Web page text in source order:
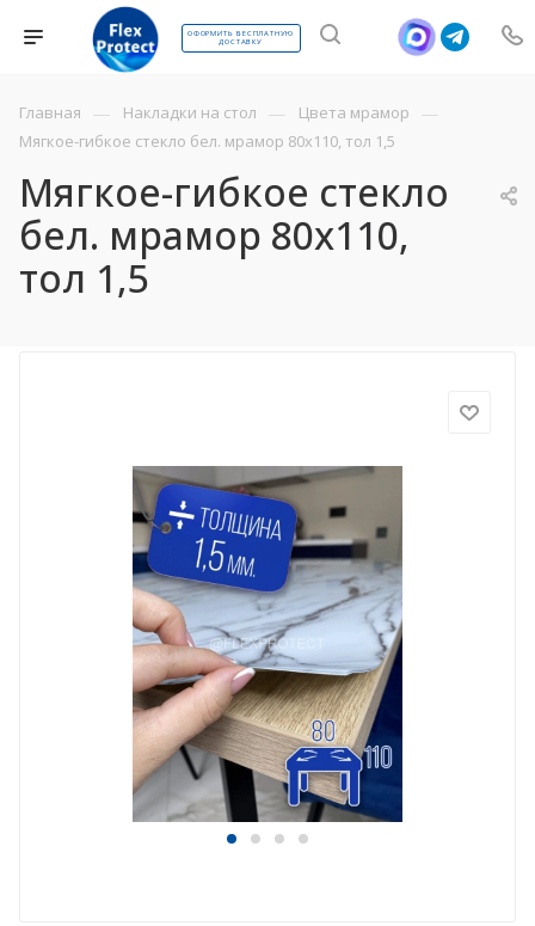
ОФОРМИТЬ БЕСПЛАТНУЮ
ДОСТАВКУ
Главная — Накладки на стол — Цвета мрамор —
Мягкое-гибкое стекло бел. мрамор 80х110, тол 1,5
Мягкое-гибкое стекло
бел. мрамор 80х110,
тол 1,5